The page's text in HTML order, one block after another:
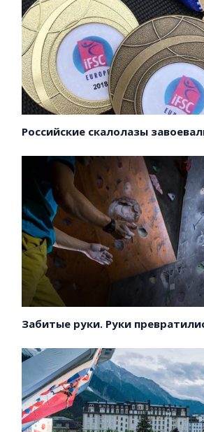
Забитые руки. Руки